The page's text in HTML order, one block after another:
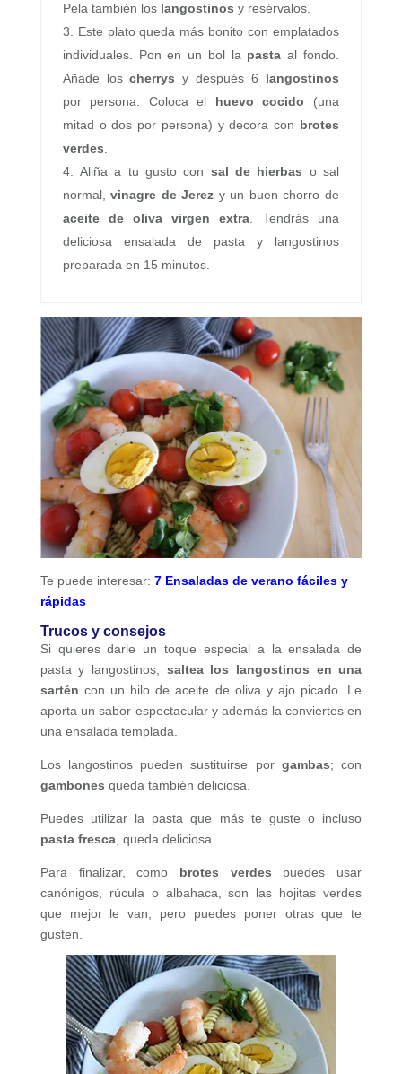
Pela también los langostinos y resérvalos.
Este plato queda más bonito con emplatados
individuales. Pon en un bol la pasta al fondo.
Añade loscherrys y después 6 langostinos
por persona. Coloca el huevo cocido (una
mitad o dos por persona) y decora con brotes
verdes.
Aliña a tu gusto con sal de hierbas o sal
normal,vinagre de Jerez y un buen chorro de
aceite de oliva virgen extra. Tendrás una
deliciosa ensalada de pasta y langostinos
preparada en 15 minutos.
Te puede interesar: 7 Ensaladas de verano fáciles y
rápidas
Trucos y consejos
Si quieres darle un toque especial a la ensalada de
pasta y langostinos, saltea los langostinos en una
sartén con un hilo de aceite de oliva y ajo picado. Le
aporta un sabor espectacular y además la conviertes en
una ensalada templada.
Los langostinos pueden sustituirse por gambas; con
gambones queda también deliciosa.
Puedes utilizar la pasta que más te guste o incluso
pasta fresca, queda deliciosa.
Para finalizar, como brotes verdes puedes usar
canónigos, rúcula o albahaca, son las hojitas verdes
que mejor le van, pero puedes poner otras que te
gusten.